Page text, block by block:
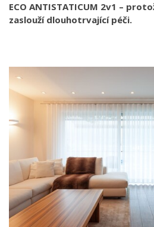
ECO ANTISTATICUM 2v1 –
zaslouží dlouhotrvající péči.